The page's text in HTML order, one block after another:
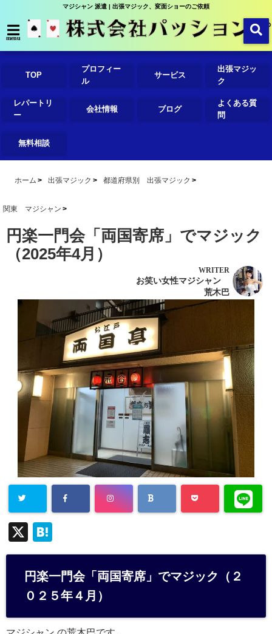
マジシャン 派遣 | 出張マジック、変面ショーのご依頼
menu
TOP
プロフィー
ル
サービス
出張マジッ
ク
レパートリ
ー
会社情報 ブログ
よくある質
問
無料相談
ホーム 出張マジック 都道府県別 出張マジック
関東 マジシャン
円楽一門会「両国寄席」でマジック
（2025年4月）
WRITER
お笑い女性マジシャン
荒木巴
X
at
e
n
円楽一門会「両国寄席」でマジック（２
０２５年４月）